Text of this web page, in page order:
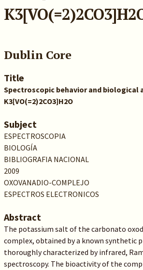
Dublin Core
Title
Spectroscopic behavior and biological
K3[VO(=2)2CO3]H2O
Subject
ESPECTROSCOPIA
BIOLOGÍA
BIBLIOGRAFIA NACIONAL
2009
OXOVANADIO-COMPLEJO
ESPECTROS ELECTRONICOS
Abstract
The potassium salt of the carbonato
complex, obtained by a known synthetic
thoroughly characterized by infrared,
spectroscopy. The bioactivity of the